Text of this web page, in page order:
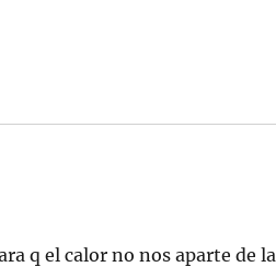
q el calor no nos aparte de la